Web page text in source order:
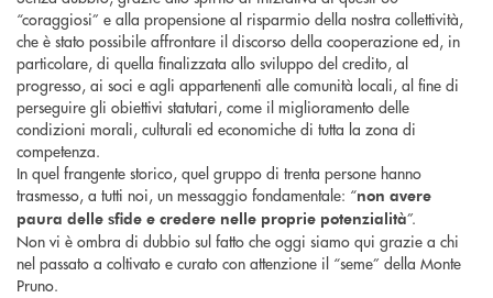
“coraggiosi” e alla propensione al risparmio della nostra collettività,
che è stato possibile affrontare il discorso della cooperazione ed, in
particolare, di quella finalizzata allo sviluppo del credito, al
progresso, ai soci e agli appartenenti alle comunità locali, al fine di
perseguire gli obiettivi statutari, come il miglioramento delle
condizioni morali, culturali ed economiche di tutta la zona di
competenza.
In quel frangente storico, quel gruppo di trenta persone hanno
trasmesso, a tutti noi, un messaggio fondamentale: “non avere
paura delle sfide e credere nelle proprie potenzialità”.
Non vi è ombra di dubbio sul fatto che oggi siamo qui grazie a chi
nel passato a coltivato e curato con attenzione il “seme” della Monte
Pruno.